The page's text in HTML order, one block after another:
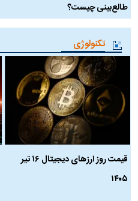
طالع‌بینی چیست؟
تکنولوژی
قیمت روز ارز‌های دیجیتال ۱۶ تیر
۱۴۰۵